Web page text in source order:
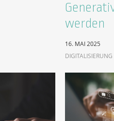
werden
16. MAI 2025
DIGITALISIERUNG